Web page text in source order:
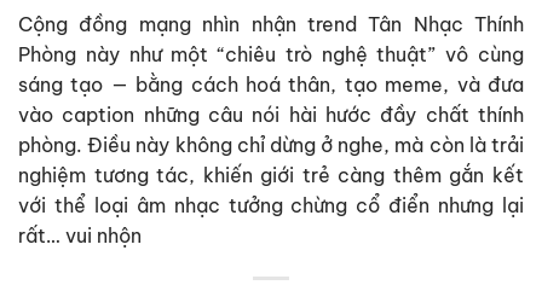
Cộng đồng mạng nhìn nhận trend Tân Nhạc Thính
Phòng này như một “chiêu trò nghệ thuật” vô cùng
sáng tạo — bằng cách hoá thân, tạo meme, và đưa
vào caption những câu nói hài hước đầy chất thính
phòng. Điều này không chỉ dừng ở nghe, mà còn là trải
nghiệm tương tác, khiến giới trẻ càng thêm gắn kết
với thể loại âm nhạc tưởng chừng cổ điển nhưng lại
rất… vui nhộn